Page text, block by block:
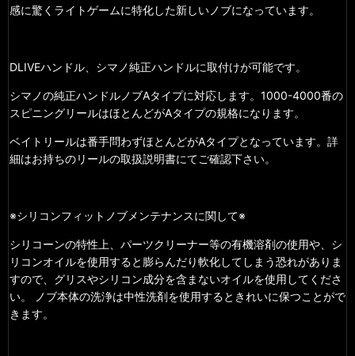
感に驚くライトゲームに特化した新しいノブになっています。
DLIVEハンドル、シマノ純正ハンドルに取付けが可能です。
シマノの純正ハンドルノブAタイプに対応します。1000-4000番の
スピニングリールはほとんどがAタイプの規格になります。
ベイトリールは番手問わずほとんどがAタイプとなっています。詳
細はお持ちのリールの取扱説明書にてご確認下さい。
※シリコンフィットノブメンテナンスに関して※
シリコーンの特性上、パーツクリーナー等の有機溶剤の使用や、シ
リコンオイルを使用すると膨らんだり軟化してしまう恐れがありま
すので、グリスやシリコン成分を含まないオイルを使用してくださ
い。 ノブ本体の洗浄は中性洗剤を使用するときれいに保つことがで
きます。